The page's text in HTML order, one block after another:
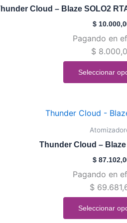
de
Cloud – Blaze SOLO2
$
Pagando en
$
Seleccionar
Las
la
de
Thunder Cloud – Blaze
$
Pagando en
$
Seleccionar
Este
Las